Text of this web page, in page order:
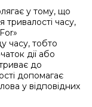
у тому, що
часу,
часу, тобто
дії або
до
допомагає
у відповідних